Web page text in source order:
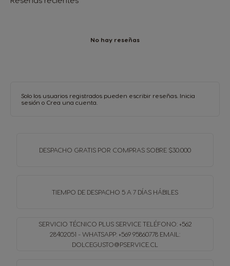
No hay reseñas
Solo los usuarios registrados pueden escribir reseñas. Inicia
sesión o Crea una cuenta
DESPACHO GRATIS POR COMPRAS SOBRE $30.000
TIEMPO DE DESPACHO 5 A 7 DÍAS HÁBILES
SERVICIO TÉCNICO PLUS SERVICE TELÉFONO: +562
28402051 - WHATSAPP: +569 95860778 EMAIL:
DOLCEGUSTO@PSERVICE.CL